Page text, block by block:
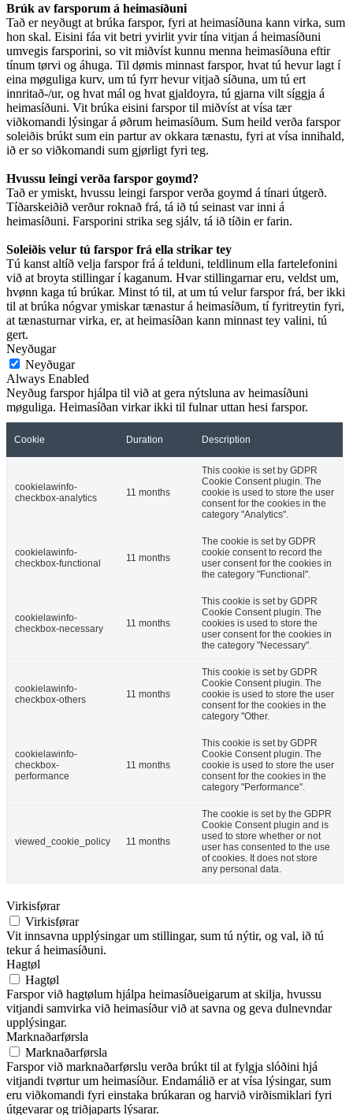
Brúk av farsporum á heimasíðuni
Tað er neyðugt at brúka farspor, fyri at heimasíðuna kann virka, sum
hon skal. Eisini fáa vit betri yvirlit yvir tína vitjan á heimasíðuni
umvegis farsporini, so vit miðvíst kunnu menna heimasíðuna eftir
tínum tørvi og áhuga. Til dømis minnast farspor, hvat tú hevur lagt í
eina møguliga kurv, um tú fyrr hevur vitjað síðuna, um tú ert
innritað-/ur, og hvat mál og hvat gjaldoyra, tú gjarna vilt síggja á
heimasíðuni. Vit brúka eisini farspor til miðvíst at vísa tær
viðkomandi lýsingar á øðrum heimasíðum. Sum heild verða farspor
soleiðis brúkt sum ein partur av okkara tænastu, fyri at vísa innihald,
ið er so viðkomandi sum gjørligt fyri teg.
Hvussu leingi verða farspor goymd?
Tað er ymiskt, hvussu leingi farspor verða goymd á tínari útgerð.
Tíðarskeiðið verður roknað frá, tá ið tú seinast var inni á
heimasíðuni. Farsporini strika seg sjálv, tá ið tíðin er farin.
Soleiðis velur tú farspor frá ella strikar tey
Tú kanst altíð velja farspor frá á telduni, teldlinum ella fartelefonini
við at broyta stillingar í kaganum. Hvar stillingarnar eru, veldst um,
hvønn kaga tú brúkar. Minst tó til, at um tú velur farspor frá, ber ikki
til at brúka nógvar ymiskar tænastur á heimasíðum, tí fyritreytin fyri,
at tænasturnar virka, er, at heimasíðan kann minnast tey valini, tú
gert.
Neyðugar
Neyðugar
Always Enabled
Neyðug farspor hjálpa til við at gera nýtsluna av heimasíðuni
møguliga. Heimasíðan virkar ikki til fulnar uttan hesi farspor.
Cookie Duration Description
cookielawinfo-
checkbox-analytics
11 months
This cookie is set by GDPR
Cookie Consent plugin. The
cookie is used to store the user
consent for the cookies in the
category "Analytics".
cookielawinfo-
checkbox-functional
11 months
The cookie is set by GDPR
cookie consent to record the
user consent for the cookies in
the category "Functional".
cookielawinfo-
checkbox-necessary
11 months
This cookie is set by GDPR
Cookie Consent plugin. The
cookies is used to store the
user consent for the cookies in
the category "Necessary".
cookielawinfo-
checkbox-others
11 months
This cookie is set by GDPR
Cookie Consent plugin. The
cookie is used to store the user
consent for the cookies in the
category "Other.
cookielawinfo-
checkbox-
performance
11 months
This cookie is set by GDPR
Cookie Consent plugin. The
cookie is used to store the user
consent for the cookies in the
category "Performance".
viewed_cookie_policy 11 months
The cookie is set by the GDPR
Cookie Consent plugin and is
used to store whether or not
user has consented to the use
of cookies. It does not store
any personal data.
Virkisførar
Virkisførar
Vit innsavna upplýsingar um stillingar, sum tú nýtir, og val, ið tú
tekur á heimasíðuni.
Hagtøl
Hagtøl
Farspor við hagtølum hjálpa heimasíðueigarum at skilja, hvussu
vitjandi samvirka við heimasíður við at savna og geva dulnevndar
upplýsingar.
Marknaðarførsla
Marknaðarførsla
Farspor við marknaðarførslu verða brúkt til at fylgja slóðini hjá
vitjandi tvørtur um heimasíður. Endamálið er at vísa lýsingar, sum
eru viðkomandi fyri einstaka brúkaran og harvið virðismiklari fyri
útgevarar og triðjaparts lýsarar.